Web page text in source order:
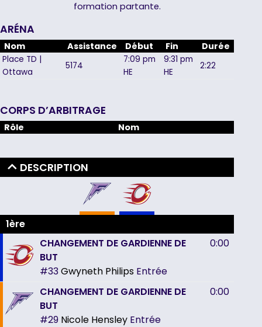
formation partante.
ARÉNA
Nom Assistance Début Fin Durée
Place TD |
Ottawa
5174
7:09 pm
HE
9:31 pm
HE
2:22
CORPS D’ARBITRAGE
Rôle Nom
DESCRIPTION
1ère
CHANGEMENT DE GARDIENNE DE
BUT
#33Gwyneth Philips Entrée
0:00
CHANGEMENT DE GARDIENNE DE
BUT
#29 Nicole Hensley Entrée
0:00